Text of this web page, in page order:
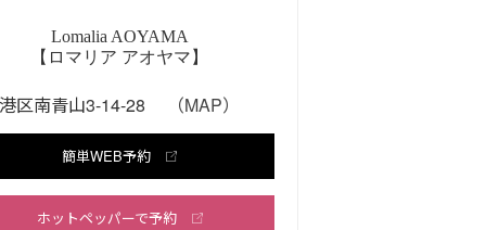
Lomalia AOYAMA
【ロマリア アオヤマ】
港区南青山3-14-28 （MAP）
簡単WEB予約
ホットペッパーで予約